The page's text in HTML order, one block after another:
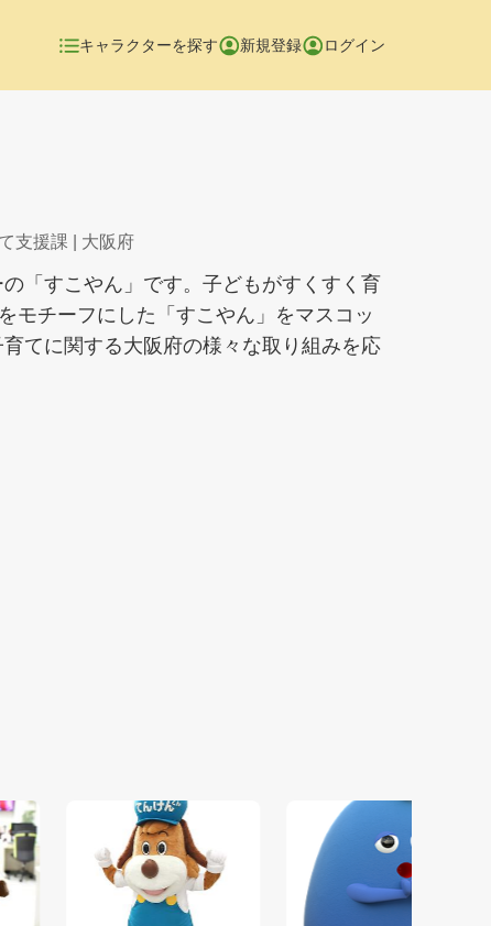
キャラクターを探す 新規登録 ログイン
支援課 | 大阪府
「すこやん」です。子どもがすくすく育
モチーフにした「すこやん」をマスコッ
育てに関する大阪府の様々な取り組みを応